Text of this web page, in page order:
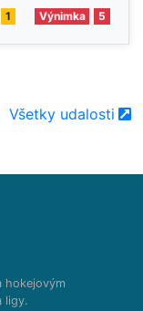
1 Výnimka 5
Všetky udalosti
hokejovým
ligy.